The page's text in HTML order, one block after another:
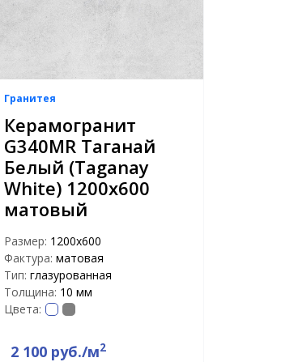
Гранитея
Керамогранит
G340MR Таганай
Белый (Taganay
White) 1200х600
матовый
Размер: 1200х600
Фактура: матовая
Тип: глазурованная
Толщина: 10 мм
Цвета:
2 100 руб./м2